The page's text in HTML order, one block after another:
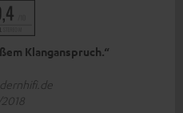
Klanganspruch.“